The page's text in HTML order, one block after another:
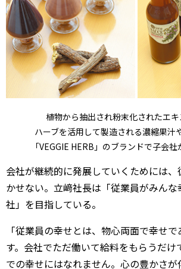
植物から抽出され粉末化されたエキ
ハーブを活用して製造される濃縮果汁
「VEGGIE HERB」のブランドで子会社
会社が継続的に発展していくためには
かせない。立﨑社長は「従業員がみん
社」を目指している。
「従業員の幸せとは、物心両面で幸せ
す。会社でただ働いて給料をもらうだけ
での幸せにはなれません。心の豊かさが